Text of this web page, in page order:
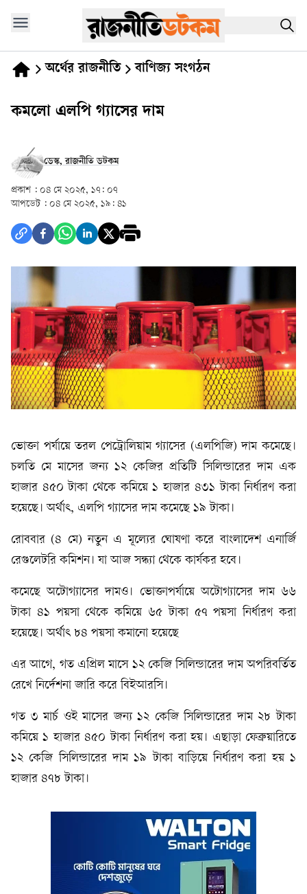
অর্থের রাজনীতি বাণিজ্য সংগঠন
কমলো এলপি গ্যাসের দাম
ডেস্ক, রাজনীতি ডটকম
প্রকাশ : ০৪ মে ২০২৫, ১৭: ০৭
আপডেট : ০৪ মে ২০২৫, ১৯: ৪১
ভোক্তা পর্যায়ে তরল পেট্রোলিয়াম গ্যাসের (এলপিজি) দাম কমেছে।
চলতি মে মাসের জন্য ১২ কেজির প্রতিটি সিলিন্ডারের দাম এক
হাজার ৪৫০ টাকা থেকে কমিয়ে ১ হাজার ৪৩১ টাকা নির্ধারণ করা
হয়েছে। অর্থাৎ, এলপি গ্যাসের দাম কমেছে ১৯ টাকা।
রোববার (৪ মে) নতুন এ মূল্যের ঘোষণা করে বাংলাদেশ এনার্জি
রেগুলেটরি কমিশন। যা আজ সন্ধ্যা থেকে কার্যকর হবে।
কমেছে অটোগ্যাসের দামও। ভোক্তাপর্যায়ে অটোগ্যাসের দাম ৬৬
টাকা ৪১ পয়সা থেকে কমিয়ে ৬৫ টাকা ৫৭ পয়সা নির্ধারণ করা
হয়েছে। অর্থাৎ ৮৪ পয়সা কমানো হয়েছে
এর আগে, গত এপ্রিল মাসে ১২ কেজি সিলিন্ডারের দাম অপরিবর্তিত
রেখে নির্দেশনা জারি করে বিইআরসি।
গত ৩ মার্চ ওই মাসের জন্য ১২ কেজি সিলিন্ডারের দাম ২৮ টাকা
কমিয়ে ১ হাজার ৪৫০ টাকা নির্ধারণ করা হয়। এছাড়া ফেব্রুয়ারিতে
১২ কেজি সিলিন্ডারের দাম ১৯ টাকা বাড়িয়ে নির্ধারণ করা হয় ১
হাজার ৪৭৮ টাকা।